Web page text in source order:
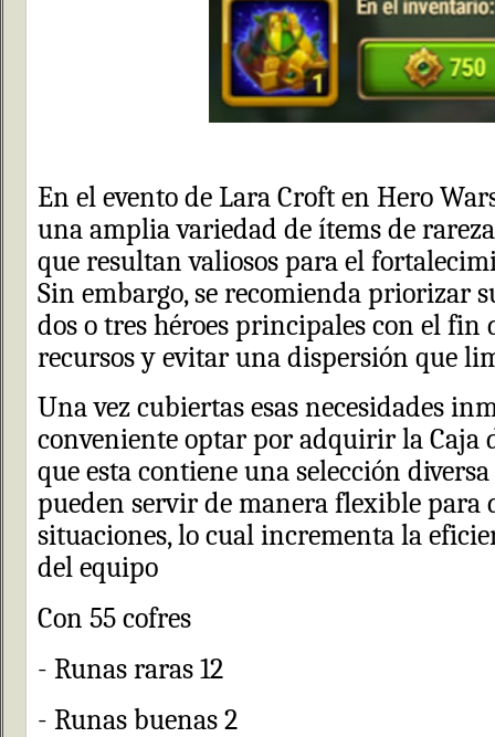
En el evento de Lara Croft en Hero
una amplia variedad de ítems de
que resultan valiosos para el
Sin embargo, se recomienda priorizar
dos o tres héroes principales con el fin
recursos y evitar una dispersión que
Una vez cubiertas esas necesidades
conveniente optar por adquirir la Caja
que esta contiene una selección
pueden servir de manera flexible para
situaciones, lo cual incrementa la
del equipo
Con 55 cofres
- Runas raras 12
- Runas buenas 2